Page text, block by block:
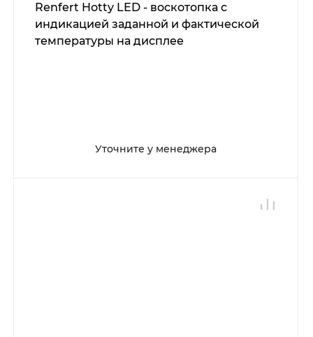
Renfert Hotty LED - воскотопка c
индикацией заданной и фактической
температуры на дисплее
Уточните у менеджера